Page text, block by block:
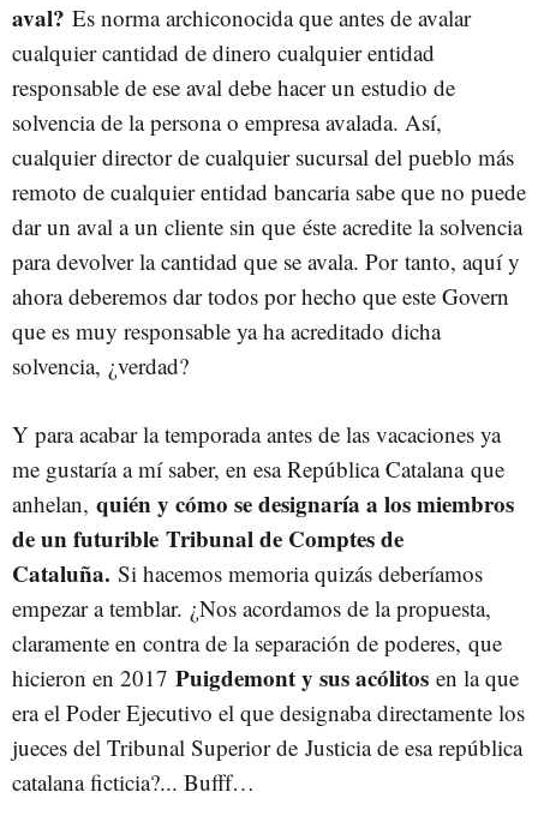
aval? Es norma archiconocida que antes de avalar
cualquier cantidad de dinero cualquier entidad
responsable de ese aval debe hacer un estudio de
solvencia de la persona o empresa avalada. Así,
cualquier director de cualquier sucursal del pueblo más
remoto de cualquier entidad bancaria sabe que no puede
dar un aval a un cliente sin que éste acredite la solvencia
para devolver la cantidad que se avala. Por tanto, aquí y
ahora deberemos dar todos por hecho que este Govern
que es muy responsable ya ha acreditado dicha
solvencia, ¿verdad?
Y para acabar la temporada antes de las vacaciones ya
me gustaría a mí saber, en esa República Catalana que
anhelan, quién y cómo se designaría a los miembros
de un futurible Tribunal de Comptes de
Cataluña. Si hacemos memoria quizás deberíamos
empezar a temblar. ¿Nos acordamos de la propuesta,
claramente en contra de la separación de poderes, que
hicieron en 2017 Puigdemont y sus acólitos en la que
era el Poder Ejecutivo el que designaba directamente los
jueces del Tribunal Superior de Justicia de esa república
catalana ficticia?... Bufff…